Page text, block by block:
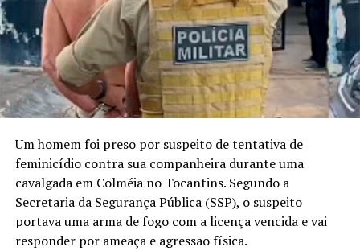
Um homem foi preso por suspeito de tentativa de
feminicídio contra sua companheira durante uma
cavalgada em Colméia no Tocantins. Segundo a
Secretaria da Segurança Pública (SSP), o suspeito
portava uma arma de fogo com a licença vencida e vai
responder por ameaça e agressão física.